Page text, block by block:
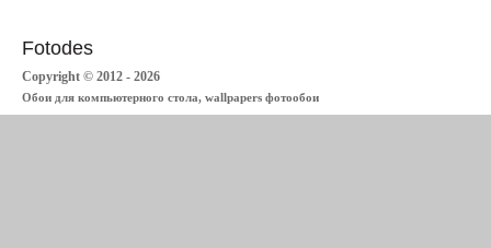
Fotodes
Copyright © 2012 - 2026
Обои для компьютерного стола, wallpapers фотообои